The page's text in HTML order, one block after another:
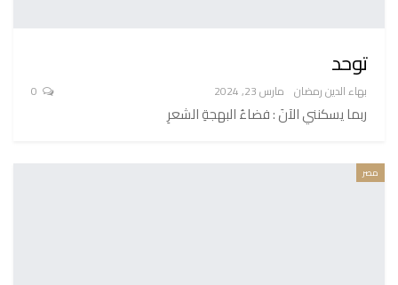
توحد
بهاء الدين رمضان مارس 23, 2024
ربما يسكنني الآنَ : فضاءُ البهجةِ الشعرِ
مصر